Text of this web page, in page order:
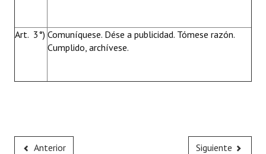
Art. 3°) Comuníquese. Dése a publicidad. Tómese razón.
Cumplido, archívese.
Anterior Siguiente